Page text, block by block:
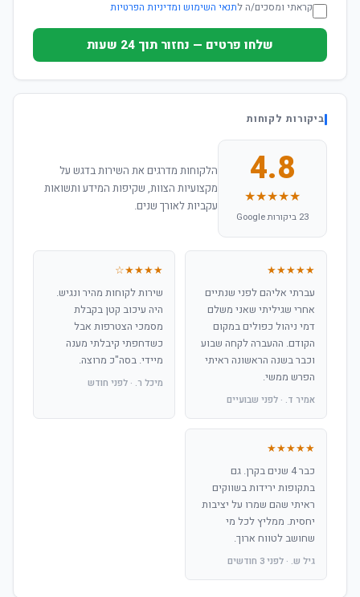
קראתי ומסכים/ה לתנאי השימוש ומדיניות הפרטיות
שלחו פרטים — נחזור תוך 24 שעות
ביקורות לקוחות
4.8
★★★★★
23 ביקורות Google
הלקוחות מדרגים את השירות בדגש על
מקצועיות הצוות, שקיפות המידע ותשואות
עקביות לאורך שנים.
★★★★★
עברתי אליהם לפני שנתיים
אחרי שגיליתי שאני משלם
דמי ניהול כפולים במקום
הקודם. ההעברה לקחה שבוע
וכבר בשנה הראשונה ראיתי
הפרש ממשי.
אמיר ד. · לפני שבועיים
★★★★☆
שירות לקוחות מהיר ונגיש.
היה עיכוב קטן בקבלת
מסמכי הצטרפות אבל
כשדחפתי קיבלתי מענה
מיידי. בסה"כ מרוצה.
מיכל ר. · לפני חודש
★★★★★
כבר 4 שנים בקרן. גם
בתקופות ירידות בשווקים
ראיתי שהם שמרו על יציבות
יחסית. ממליץ לכל מי
שחושב לטווח ארוך.
גיל ש. · לפני 3 חודשים